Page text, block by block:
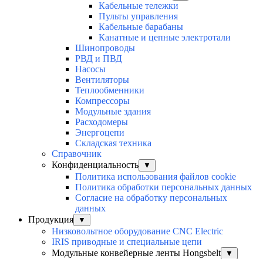
Кабельные тележки
Пульты управления
Кабельные барабаны
Канатные и цепные электротали
Шинопроводы
РВД и ПВД
Насосы
Вентиляторы
Теплообменники
Компрессоры
Модульные здания
Расходомеры
Энергоцепи
Складская техника
Справочник
Конфиденциальность
▼
Политика использования файлов cookie
Политика обработки персональных данных
Согласие на обработку персональных
данных
Продукция
▼
Низковольтное оборудование CNC Electric
IRIS приводные и специальные цепи
Модульные конвейерные ленты Hongsbelt
▼